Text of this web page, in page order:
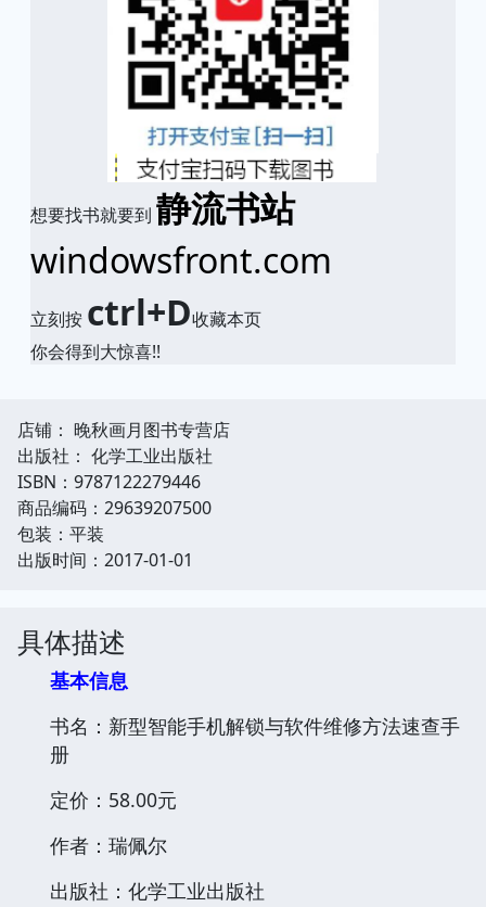
想要找书就要到 静流书站
windowsfront.com
立刻按 ctrl+D收藏本页
你会得到大惊喜!!
店铺： 晚秋画月图书专营店
出版社： 化学工业出版社
ISBN：9787122279446
商品编码：29639207500
包装：平装
出版时间：2017-01-01
具体描述
基本信息
书名：新型智能手机解锁与软件维修方法速查手
册
定价：58.00元
作者：瑞佩尔
出版社：化学工业出版社